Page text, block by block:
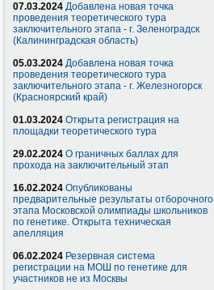
07.03.2024 Добавлена новая точка
проведения теоретического тура
заключительного этапа - г. Зеленоградск
(Калининградская область)
05.03.2024 Добавлена новая точка
проведения теоретического тура
заключительного этапа - г. Железногорск
(Красноярский край)
01.03.2024 Открыта регистрация на
площадки теоретического тура
29.02.2024 О граничных баллах для
прохода на заключительный этап
16.02.2024 Опубликованы
предварительные результаты отборочного
этапа Московской олимпиады школьников
по генетике. Открыта техническая
апелляция
06.02.2024 Резервная система
регистрации на МОШ по генетике для
участников не из Москвы